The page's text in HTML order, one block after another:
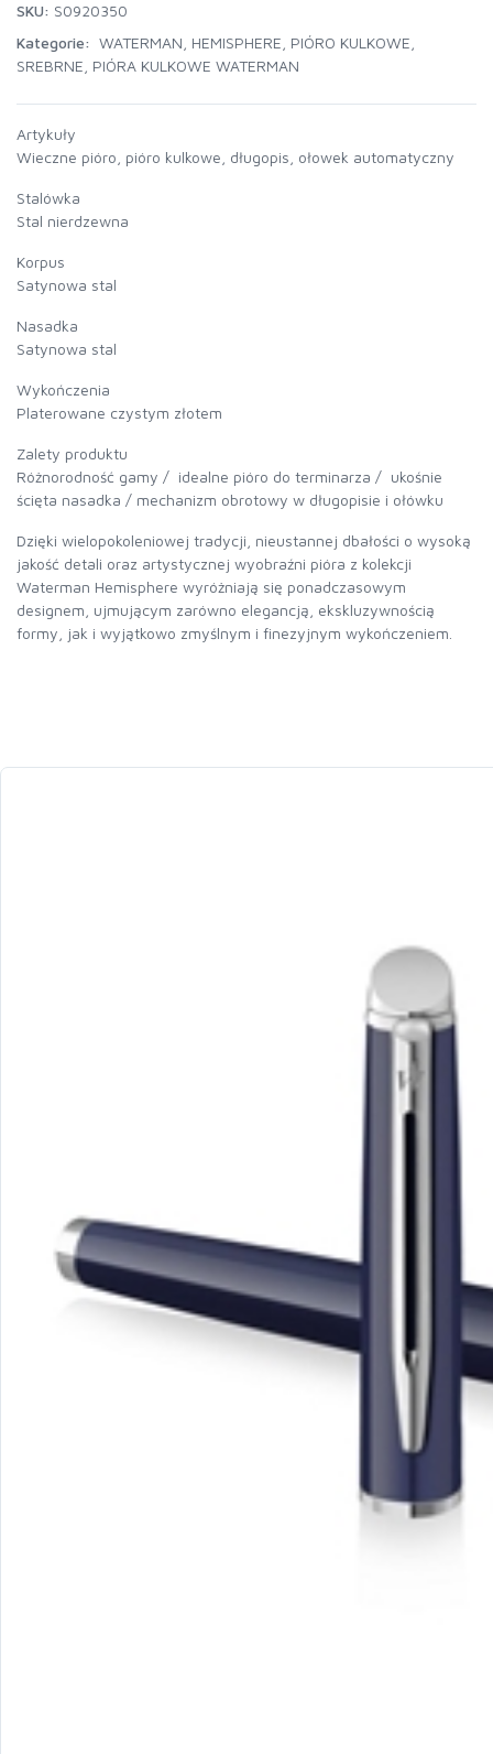
SKU: S0920350
Kategorie: WATERMAN HEMISPHERE PIÓRO KULKOWE
SREBRNE PIÓRA KULKOWE WATERMAN
Artykuły
Wieczne pióro, pióro kulkowe, długopis, ołowek automatyczny
Stalówka
Stal nierdzewna
Korpus
Satynowa stal
Nasadka
Satynowa stal
Wykończenia
Platerowane czystym złotem
Zalety produktu
Różnorodność gamy / idealne pióro do terminarza / ukośnie
ścięta nasadka / mechanizm obrotowy w długopisie i ołówku
Dzięki wielopokoleniowej tradycji, nieustannej dbałości o wysoką
jakość detali oraz artystycznej wyobraźni pióra z kolekcji
Waterman Hemisphere wyróżniają się ponadczasowym
designem, ujmującym zarówno elegancją, ekskluzywnością
formy, jak i wyjątkowo zmyślnym i finezyjnym wykończeniem.